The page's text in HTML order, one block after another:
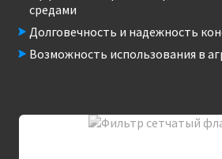
средами
Долговечность и надежность
Возможность использования в